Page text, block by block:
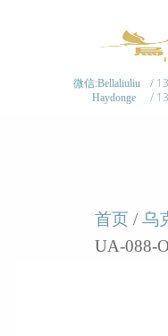
微信:Bellaliuliu
Haydonge
/
/
首页 / 乌
UA-088-O